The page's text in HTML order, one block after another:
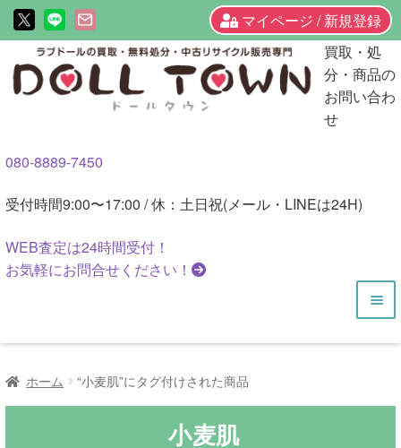
マイページ / 新規登録
ビ
ゲ
ョ
へ
キ
ッ
ン
テ
へ
キ
プ
買取・処
分・商品の
お問い合わ
せ
080-8889-7450
受付時間9:00〜17:00 / 休：土日祝(メール・LINEは24H)
WEB査定は24時間受付！
お気軽にお問合せください！
HOME
商品一覧
ホーム “小麦肌”にタグ付けされた商品
小麦肌